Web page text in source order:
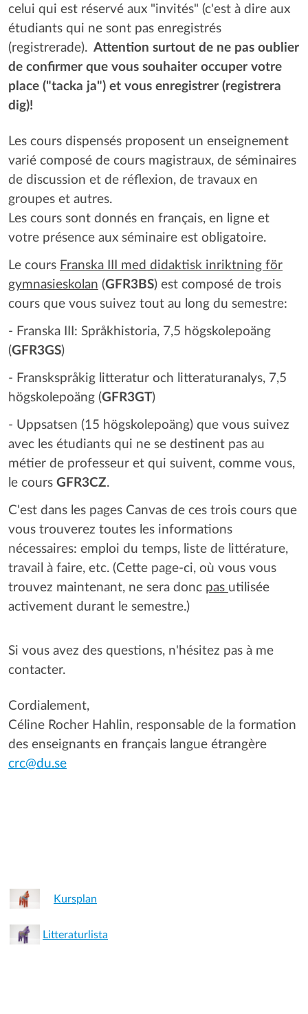
celui qui est réservé aux "invités" (c'est à dire aux
étudiants qui ne sont pas enregistrés
(registrerade). Attention surtout de ne pas oublier
de confirmer que vous souhaiter occuper votre
place ("tacka ja") et vous enregistrer (registrera
dig)!
Les cours dispensés proposent un enseignement
varié composé de cours magistraux, de séminaires
de discussion et de réflexion, de travaux en
groupes et autres.
Les cours sont donnés en français, en ligne et
votre présence aux séminaire est obligatoire.
Le cours Franska III med didaktisk inriktning för
gymnasieskolan (GFR3BS) est composé de trois
cours que vous suivez tout au long du semestre:
- Franska III: Språkhistoria, 7,5 högskolepoäng
(GFR3GS)
- Franskspråkig litteratur och litteraturanalys, 7,5
högskolepoäng (GFR3GT)
- Uppsatsen (15 högskolepoäng) que vous suivez
avec les étudiants qui ne se destinent pas au
métier de professeur et qui suivent, comme vous,
le cours GFR3CZ.
C'est dans les pages Canvas de ces trois cours que
vous trouverez toutes les informations
nécessaires: emploi du temps, liste de littérature,
travail à faire, etc. (Cette page-ci, où vous vous
trouvez maintenant, ne sera donc pas utilisée
activement durant le semestre.)
Si vous avez des questions, n'hésitez pas à me
contacter.
Cordialement,
Céline Rocher Hahlin, responsable de la formation
des enseignants en français langue étrangère
crc@du.se
Kursplan
Litteraturlista